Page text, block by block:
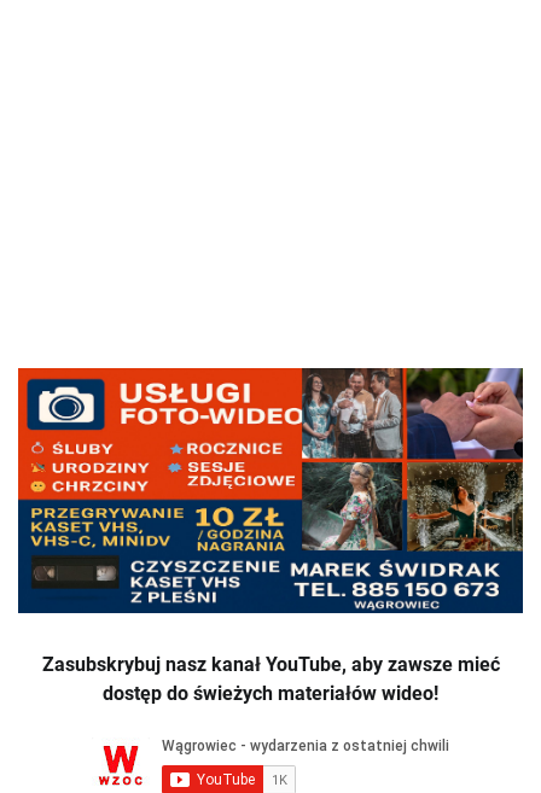
Zasubskrybuj nasz kanał YouTube, aby zawsze mieć
dostęp do świeżych materiałów wideo!